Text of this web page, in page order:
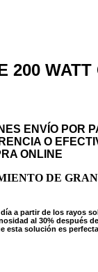
200
ENVÍO POR
O
ONLINE
DE
a partir de los rayos
al 30% después
solución es